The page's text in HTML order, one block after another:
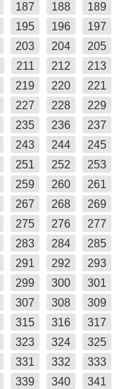
187 188
189
195 196
197
203 204
205
211 212
213
219 220
221
227 228
229
235 236
237
243 244
245
251 252
253
259 260
261
267 268
269
275 276
277
283 284
285
291 292
293
299 300
301
307 308
309
315 316
317
323 324
325
331 332
333
339 340
341